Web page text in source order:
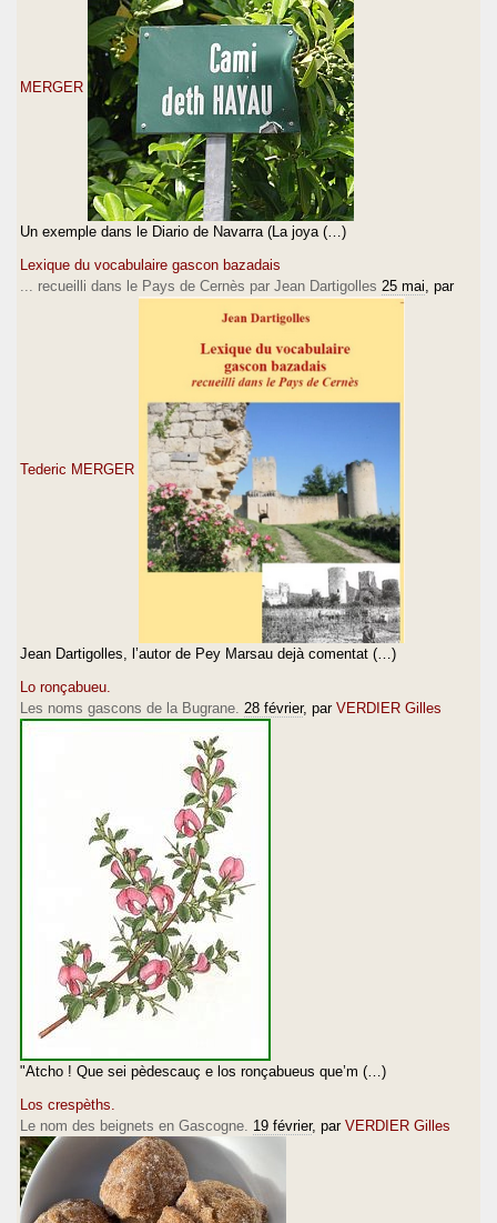
MERGER
Un exemple dans le Diario de Navarra (La joya (…)
Lexique du vocabulaire gascon bazadais
... recueilli dans le Pays de Cernès par Jean Dartigolles 25 mai , par
Tederic MERGER
Jean Dartigolles, l’autor de Pey Marsau dejà comentat (…)
Lo ronçabueu.
Les noms gascons de la Bugrane. 28 février, par VERDIER Gilles
"Atcho ! Que sei pèdescauç e los ronçabueus que’m (…)
Los crespèths.
Le nom des beignets en Gascogne. 19 février, par VERDIER Gilles